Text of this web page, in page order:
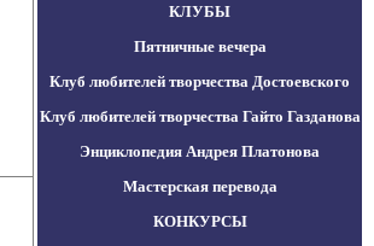
КЛУБЫ
Пятничные вечера
Клуб любителей творчества Достоевского
Клуб любителей творчества Гайто Газданова
Энциклопедия Андрея Платонова
Мастерская перевода
КОНКУРСЫ